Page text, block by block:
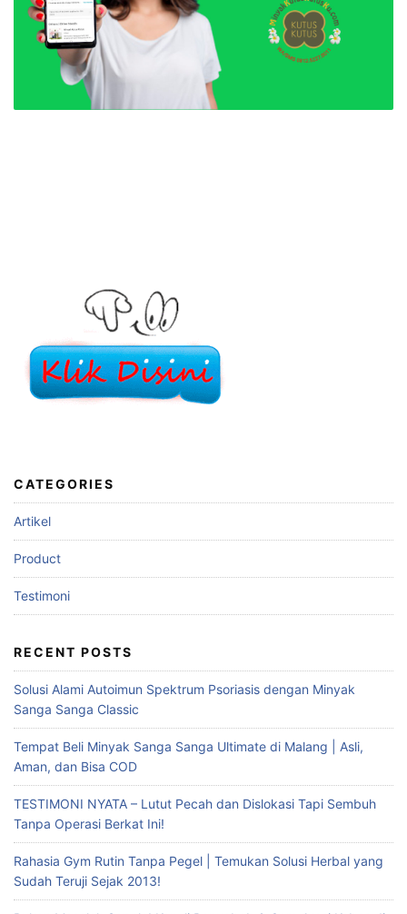
CATEGORIES
Artikel
Product
Testimoni
RECENT POSTS
Solusi Alami Autoimun Spektrum Psoriasis dengan Minyak
Sanga Sanga Classic
Tempat Beli Minyak Sanga Sanga Ultimate di Malang | Asli,
Aman, dan Bisa COD
TESTIMONI NYATA – Lutut Pecah dan Dislokasi Tapi Sembuh
Tanpa Operasi Berkat Ini!
Rahasia Gym Rutin Tanpa Pegel | Temukan Solusi Herbal yang
Sudah Teruji Sejak 2013!